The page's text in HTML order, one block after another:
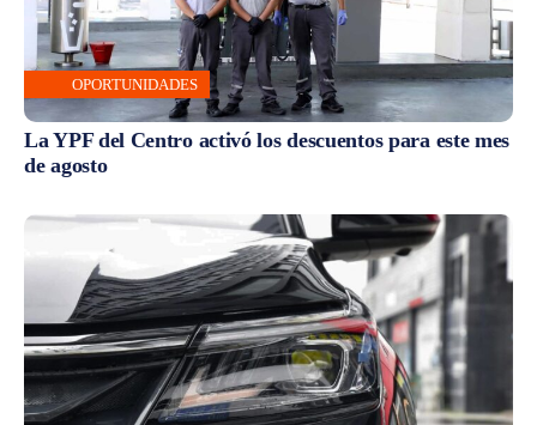
OPORTUNIDADES
La YPF del Centro activó los descuentos para este mes
de agosto